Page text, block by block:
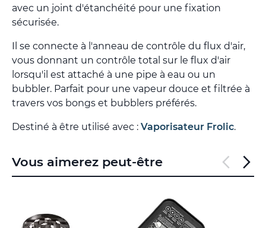
avec un joint d'étanchéité pour une fixation
sécurisée.
Il se connecte à l'anneau de contrôle du flux d'air,
vous donnant un contrôle total sur le flux d'air
lorsqu'il est attaché à une pipe à eau ou un
bubbler. Parfait pour une vapeur douce et filtrée à
travers vos bongs et bubblers préférés.
Destiné à être utilisé avec : Vaporisateur Frolic.
Vous aimerez peut-être